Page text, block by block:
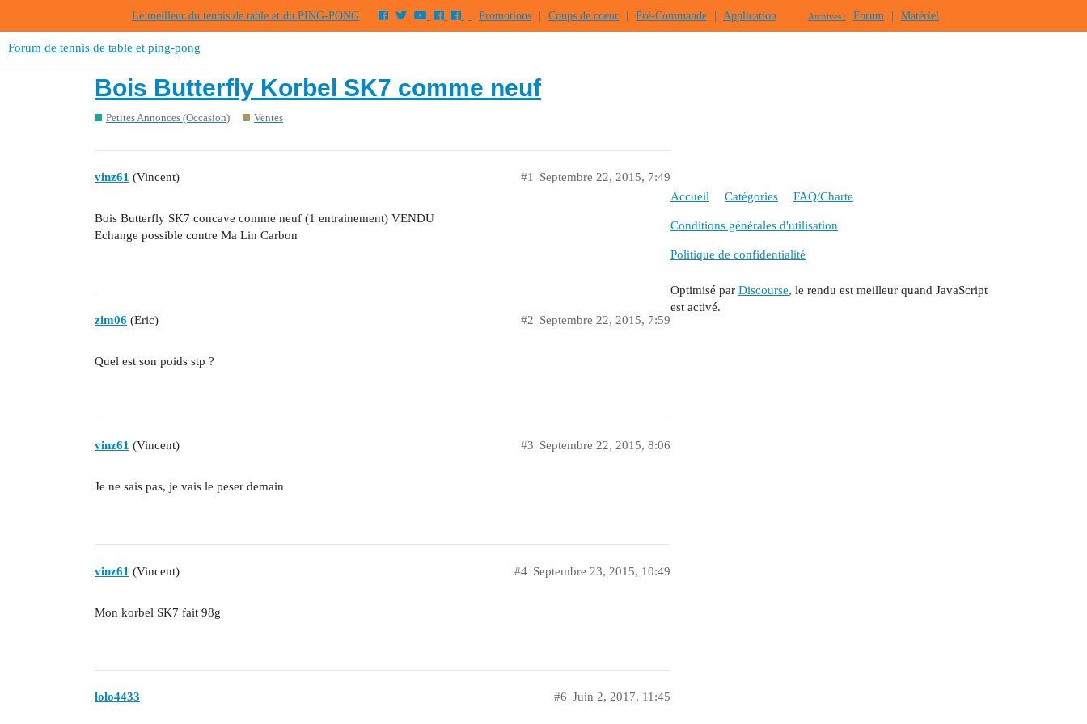
Le meilleur du tennis de table et du PING-PONG Promotions Coups de coeur Pré-Commande Application Archives : Forum Matériel
Forum de tennis de table et ping-pong
Bois Butterfly Korbel SK7 comme neuf
Petites Annonces (Occasion) Ventes
vinz61 (Vincent) Septembre 22, 2015, 7:49
#1
Bois Butterfly SK7 concave comme neuf (1 entrainement) VENDU
Echange possible contre Ma Lin Carbon
zim06 (Eric) Septembre 22, 2015, 7:59
#2
Quel est son poids stp ?
vinz61 (Vincent) Septembre 22, 2015, 8:06
#3
Je ne sais pas, je vais le peser demain
vinz61 (Vincent) Septembre 23, 2015, 10:49
#4
Mon korbel SK7 fait 98g
lolo4433 Juin 2, 2017, 11:45
#6
Accueil Catégories FAQ/Charte
Conditions générales d'utilisation
Politique de confidentialité
Optimisé par Discourse, le rendu est meilleur quand JavaScript
est activé.